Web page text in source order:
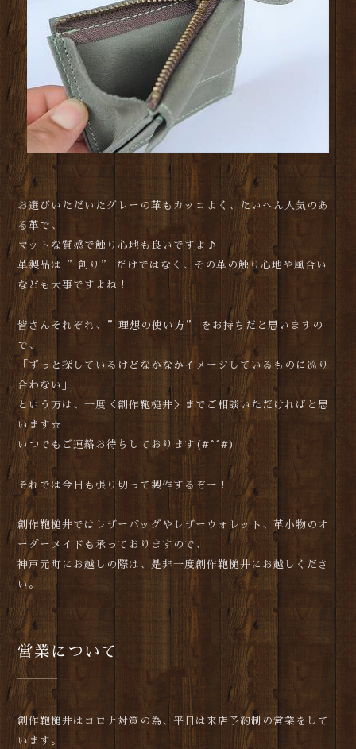
お選びいただいたグレーの革もカッコよく、たいへん人気のあ
る革で、
マットな質感で触り心地も良いですよ♪
革製品は ”創り” だけではなく、その革の触り心地や風合い
なども大事ですよね！
皆さんそれぞれ、”理想の使い方” をお持ちだと思いますの
で、
「ずっと探しているけどなかなかイメージしているものに巡り
合わない」
という方は、一度＜創作鞄槌井＞までご相談いただければと思
います☆
いつでもご連絡お待ちしております(#^^#)
それでは今日も張り切って製作するぞー！
創作鞄槌井ではレザーバッグやレザーウォレット、革小物のオ
ーダーメイドも承っておりますので、
神戸元町にお越しの際は、是非一度創作鞄槌井にお越しくださ
い。
営業について
創作鞄槌井はコロナ対策の為、平日は来店予約制の営業をして
います。